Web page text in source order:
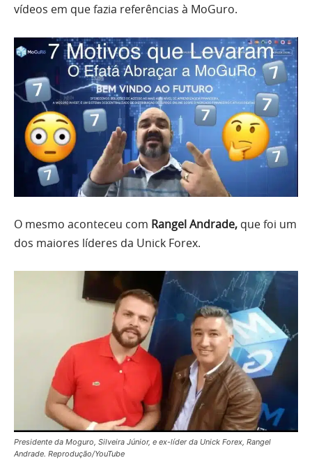
vídeos em que fazia referências à MoGuro.
O mesmo aconteceu com Rangel Andrade, que foi um
dos maiores líderes da Unick Forex.
Presidente da Moguro, Silveira Júnior, e ex-líder da Unick Forex, Rangel
Andrade. Reprodução/YouTube